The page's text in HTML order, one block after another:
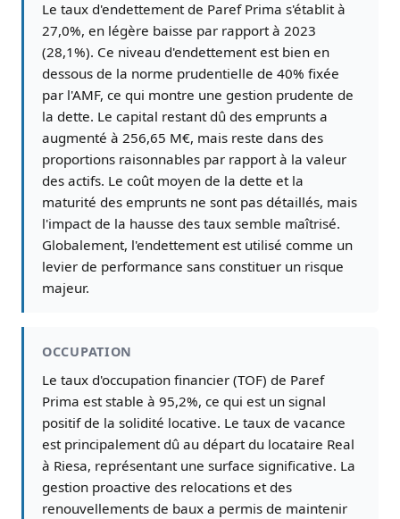
Le taux d'endettement de Paref Prima s'établit à
27,0%, en légère baisse par rapport à 2023
(28,1%). Ce niveau d'endettement est bien en
dessous de la norme prudentielle de 40% fixée
par l'AMF, ce qui montre une gestion prudente de
la dette. Le capital restant dû des emprunts a
augmenté à 256,65 M€, mais reste dans des
proportions raisonnables par rapport à la valeur
des actifs. Le coût moyen de la dette et la
maturité des emprunts ne sont pas détaillés, mais
l'impact de la hausse des taux semble maîtrisé.
Globalement, l'endettement est utilisé comme un
levier de performance sans constituer un risque
majeur.
OCCUPATION
Le taux d'occupation financier (TOF) de Paref
Prima est stable à 95,2%, ce qui est un signal
positif de la solidité locative. Le taux de vacance
est principalement dû au départ du locataire Real
à Riesa, représentant une surface significative. La
gestion proactive des relocations et des
renouvellements de baux a permis de maintenir